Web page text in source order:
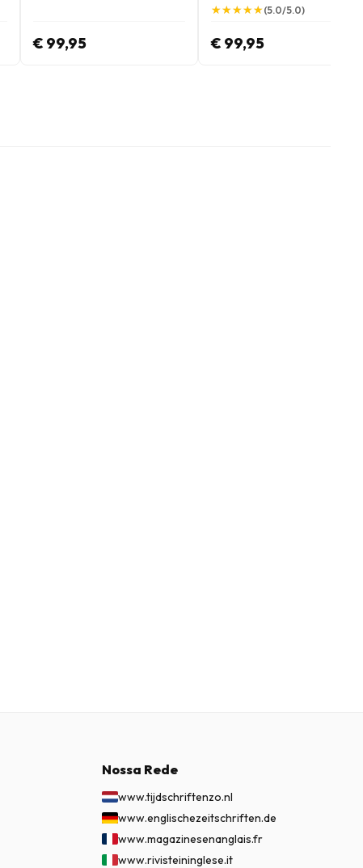
€ 99,95
★
★★
★★
★★
★★
★(5.0/5.0)
€ 99,95
Nossa Rede
www.tijdschriftenzo.nl
www.englischezeitschriften.de
www.magazinesenanglais.fr
www.rivisteininglese.it